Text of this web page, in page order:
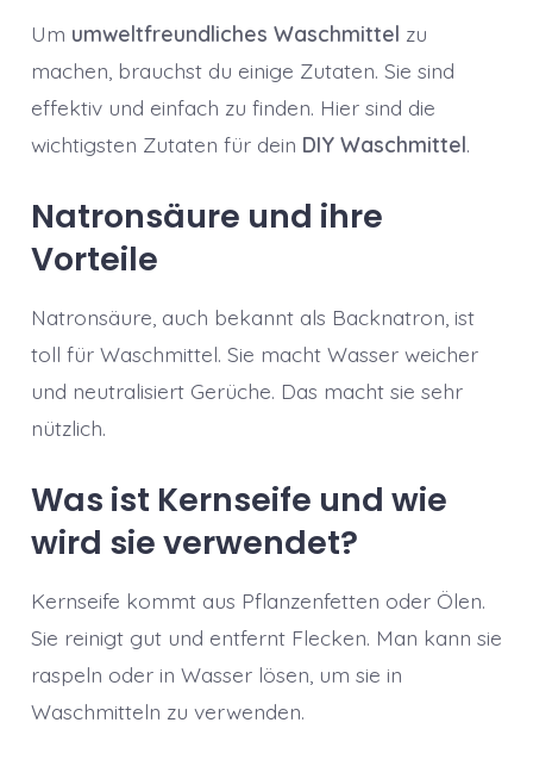
Um umweltfreundliches Waschmittel zu
machen, brauchst du einige Zutaten. Sie sind
effektiv und einfach zu finden. Hier sind die
wichtigsten Zutaten für dein DIY Waschmittel.
Natronsäure und ihre
Vorteile
Natronsäure, auch bekannt als Backnatron, ist
toll für Waschmittel. Sie macht Wasser weicher
und neutralisiert Gerüche. Das macht sie sehr
nützlich.
Was ist Kernseife und wie
wird sie verwendet?
Kernseife kommt aus Pflanzenfetten oder Ölen.
Sie reinigt gut und entfernt Flecken. Man kann sie
raspeln oder in Wasser lösen, um sie in
Waschmitteln zu verwenden.